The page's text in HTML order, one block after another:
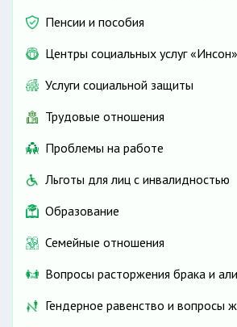
Пенсии и пособия
Центры социальных услуг «Инсон»
Услуги социальной защиты
Трудовые отношения
Проблемы на работе
Льготы для лиц с инвалидностью
Образование
Семейные отношения
Вопросы расторжения брака и
Гендерное равенство и вопросы